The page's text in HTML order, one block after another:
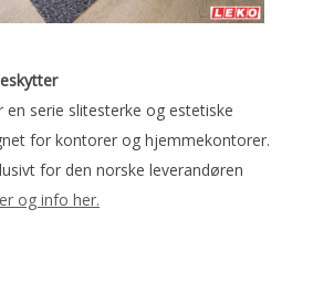
en serie slitesterke og estetiske
for kontorer og hjemmekontorer.
for den norske leverandøren
og info her.